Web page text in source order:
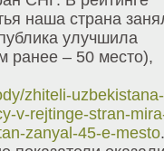
наша страна
улучшила
ранее – 50 место),
zhiteli-uzbekistana-
v-rejtinge-stran-
zanyal-45-e-mesto.